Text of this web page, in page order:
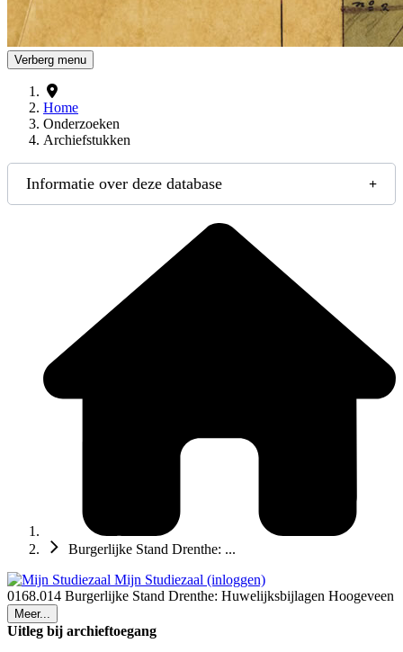
Verberg menu
Home
Onderzoeken
Archiefstukken
Informatie over deze database
Burgerlijke Stand Drenthe: ...
Mijn Studiezaal (inloggen)
0168.014 Burgerlijke Stand Drenthe: Huwelijksbijlagen Hoogeveen
Meer...
Uitleg bij archieftoegang